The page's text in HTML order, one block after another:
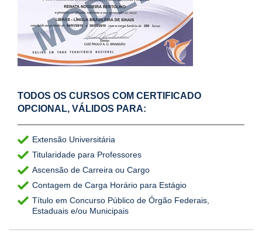
TODOS OS CURSOS COM CERTIFICADO
OPCIONAL, VÁLIDOS PARA:
Extensão Universitária
Titularidade para Professores
Ascensão de Carreira ou Cargo
Contagem de Carga Horário para Estágio
Título em Concurso Público de Órgão Federais,
Estaduais e/ou Municipais